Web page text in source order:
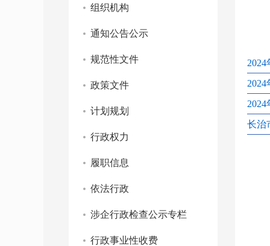
组织机构
通知公告公示
规范性文件
政策文件
计划规划
行政权力
履职信息
依法行政
涉企行政检查公示专栏
行政事业性收费
长治